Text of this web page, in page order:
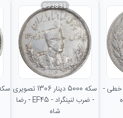
سکه 5000 دینار 1306 خطی -
093831
سکه 5000 دینار 1306 تصویری
- ضرب لنینگراد - EF45 - رضا
شاه